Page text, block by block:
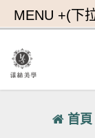
首頁